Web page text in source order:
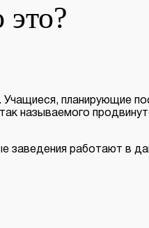
планирующие
называемого
заведения работают в